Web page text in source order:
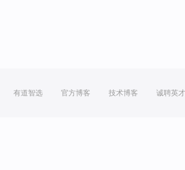
有道智选 官方博客 技术博客 诚聘英才